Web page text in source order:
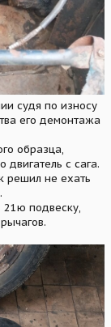
судя по износу
его демонтажа
образца,
с сага.
решил не ехать
подвеску,